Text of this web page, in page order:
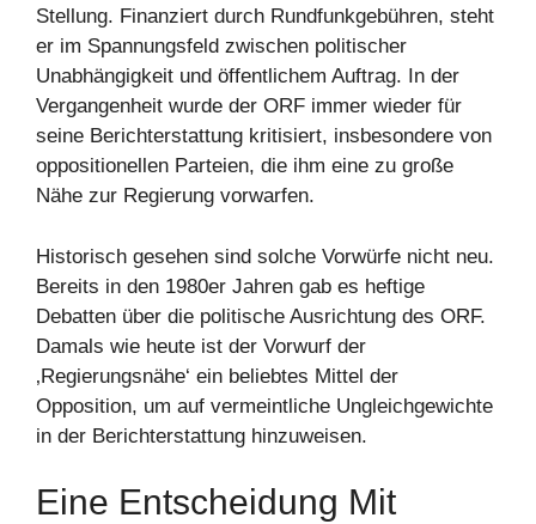
Stellung. Finanziert durch Rundfunkgebühren, steht
er im Spannungsfeld zwischen politischer
Unabhängigkeit und öffentlichem Auftrag. In der
Vergangenheit wurde der ORF immer wieder für
seine Berichterstattung kritisiert, insbesondere von
oppositionellen Parteien, die ihm eine zu große
Nähe zur Regierung vorwarfen.
Historisch gesehen sind solche Vorwürfe nicht neu.
Bereits in den 1980er Jahren gab es heftige
Debatten über die politische Ausrichtung des ORF.
Damals wie heute ist der Vorwurf der
‚Regierungsnähe‘ ein beliebtes Mittel der
Opposition, um auf vermeintliche Ungleichgewichte
in der Berichterstattung hinzuweisen.
Eine Entscheidung Mit